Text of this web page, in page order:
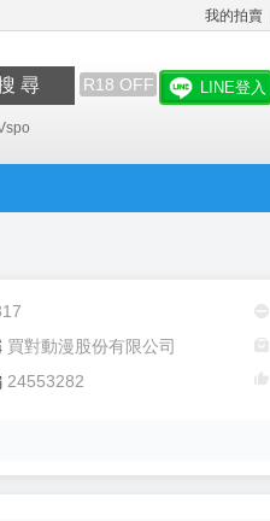
我的拍賣
尋 R18 OFF LINE登入
買對動漫股份有限公司
24553282